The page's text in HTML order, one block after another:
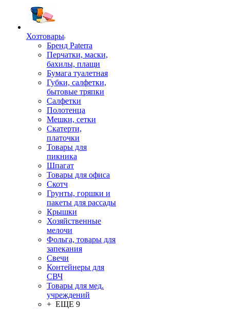
Хозтовары
Бренд Paterra
Перчатки, маски,
бахилы, плащи
Бумага туалетная
Губки, салфетки,
бытовые тряпки
Салфетки
Полотенца
Мешки, сетки
Скатерти,
платочки
Товары для
пикника
Шпагат
Товары для офиса
Скотч
Грунты, горшки и
пакеты для рассады
Крышки
Хозяйственные
мелочи
Фольга, товары для
запекания
Свечи
Контейнеры для
СВЧ
Товары для мед.
учреждений
+ ЕЩЕ 9